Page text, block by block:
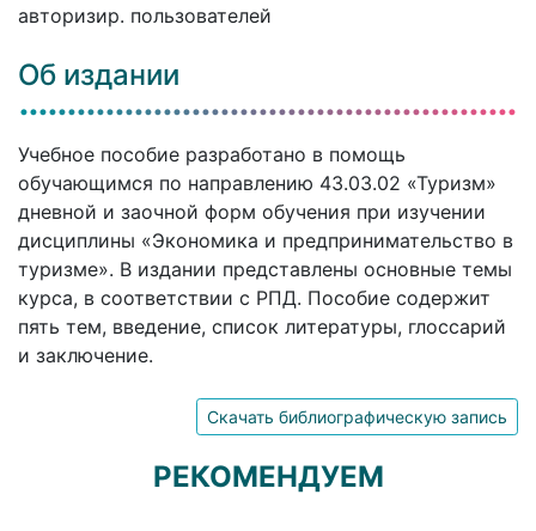
авторизир. пользователей
Об издании
Учебное пособие разработано в помощь
обучающимся по направлению 43.03.02 «Туризм»
дневной и заочной форм обучения при изучении
дисциплины «Экономика и предпринимательство в
туризме». В издании представлены основные темы
курса, в соответствии с РПД. Пособие содержит
пять тем, введение, список литературы, глоссарий
и заключение.
Скачать библиографическую запись
РЕКОМЕНДУЕМ